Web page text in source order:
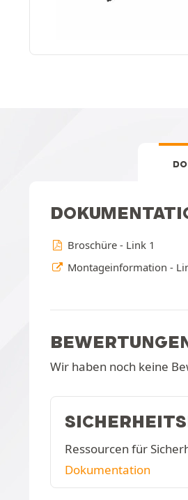
Broschüre - Link 1
Montageinformation -
Wir haben noch keine
Ressourcen für
Dokumentation